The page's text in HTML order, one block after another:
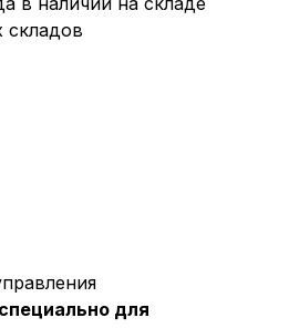
складов
для